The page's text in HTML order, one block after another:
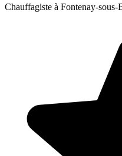
Chauffagiste à Fontenay-sous-